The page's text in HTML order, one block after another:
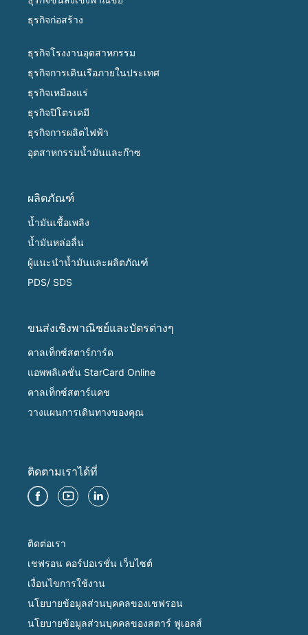
ธุรกิจก่อสร้าง
ธุรกิจโรงงานอุตสาหกรรม
ธุรกิจการเดินเรือภายในประเทศ
ธุรกิจเหมืองแร่
ธุรกิจปิโตรเคมี
ธุรกิจการผลิตไฟฟ้า
อุตสาหกรรมน้ำมันและก๊าซ
ผลิตภัณฑ์
น้ำมันเชื้อเพลิง
น้ำมันหล่อลื่น
ผู้แนะนำน้ำมันและผลิตภัณฑ์
PDS/ SDS
ขนส่งเชิงพาณิชย์และบัตรต่างๆ
คาลเท็กซ์สตาร์การ์ด
แอพพลิเคชั่น StarCard Online
คาลเท็กซ์สตาร์แคช
วางแผนการเดินทางของคุณ
ติดตามเราได้ที่
ติดต่อเรา
เชฟรอน คอร์ปอเรชั่น เว็บไซต์
เงื่อนไขการใช้งาน
นโยบายข้อมูลส่วนบุคคลของเชฟรอน
นโยบายข้อมูลส่วนบุคคลของสตาร์ ฟูเอลส์